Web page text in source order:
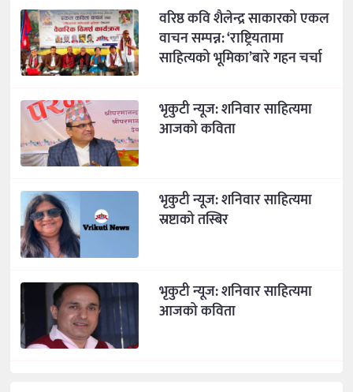
वरिष्ठ कवि शैलेन्द्र साकारको एकल
वाचन सम्पन्न: ‘राष्ट्रियतामा
साहित्यको भूमिका’बारे गहन चर्चा
भृकुटी न्यूज: शनिवार साहित्यमा
आजको कविता
भृकुटी न्यूज: शनिवार साहित्यमा
स्रष्टाको तस्बिर
भृकुटी न्यूज: शनिवार साहित्यमा
आजको कविता